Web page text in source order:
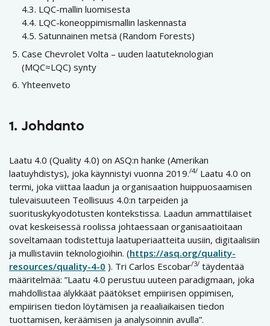
4.3. LQC-mallin luomisesta
4.4. LQC-koneoppimismallin laskennasta
4.5. Satunnainen metsä (Random Forests)
Case Chevrolet Volta – uuden laatuteknologian
(MQC≈LQC) synty
Yhteenveto
1. Johdanto
Laatu 4.0 (Quality 4.0) on ASQ:n hanke (Amerikan
laatuyhdistys), joka käynnistyi vuonna 2019./4/ Laatu 4.0 on
termi, joka viittaa laadun ja organisaation huippuosaamisen
tulevaisuuteen Teollisuus 4.0:n tarpeiden ja
suorituskykyodotusten kontekstissa. Laadun ammattilaiset
ovat keskeisessä roolissa johtaessaan organisaatioitaan
soveltamaan todistettuja laatuperiaatteita uusiin, digitaalisiin
ja mullistaviin teknologioihin. (https://asq.org/quality-
resources/quality-4-0 ). Tri Carlos Escobar/3/ täydentää
määritelmää: ”Laatu 4.0 perustuu uuteen paradigmaan, joka
mahdollistaa älykkäät päätökset empiirisen oppimisen,
empiirisen tiedon löytämisen ja reaaliaikaisen tiedon
tuottamisen, keräämisen ja analysoinnin avulla”.